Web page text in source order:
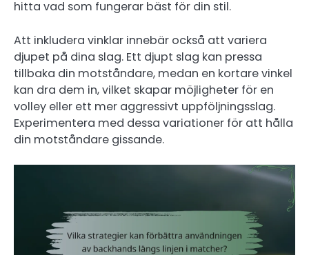
hitta vad som fungerar bäst för din stil.
Att inkludera vinklar innebär också att variera
djupet på dina slag. Ett djupt slag kan pressa
tillbaka din motståndare, medan en kortare vinkel
kan dra dem in, vilket skapar möjligheter för en
volley eller ett mer aggressivt uppföljningsslag.
Experimentera med dessa variationer för att hålla
din motståndare gissande.